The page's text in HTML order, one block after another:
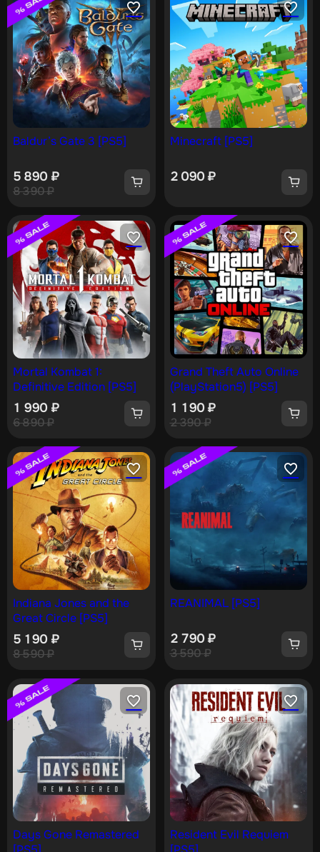
Baldur’s Gate 3 [PS5]
8 390₽
5 890 ₽
Minecraft [PS5]
2 090₽
Mortal Kombat 1:
Definitive Edition [PS5]
6 890₽
1 990 ₽
Grand Theft Auto Online
(PlayStation5) [PS5]
2 390₽
1 190₽
Indiana Jones and the
Great Circle [PS5]
8 590₽
5 190 ₽
REANIMAL [PS5]
3 590₽
2 790₽
Days Gone Remastered
Resident Evil Requiem